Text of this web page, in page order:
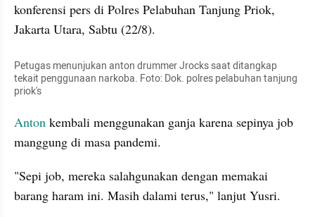
konferensi pers di Polres Pelabuhan Tanjung Priok,
Jakarta Utara, Sabtu (22/8).
Petugas menunjukan anton drummer Jrocks saat ditangkap
priok's
Anton kembali menggunakan ganja karena sepinya job
manggung di masa pandemi.
"Sepi job, mereka salahgunakan dengan memakai
barang haram ini. Masih dalami terus," lanjut Yusri.